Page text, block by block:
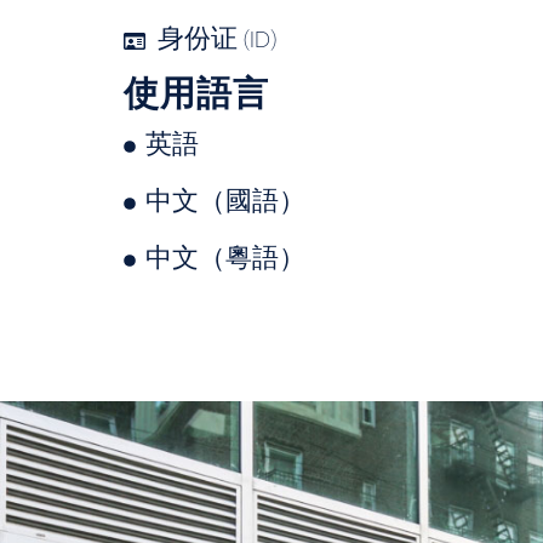
身份证 (ID)
使用語言
英語
中文（國語）
中文（粵語）